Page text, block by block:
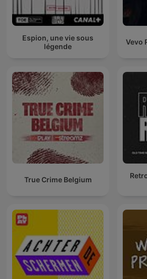
Espion, une vie sous
légende
Vevo
True Crime Belgium